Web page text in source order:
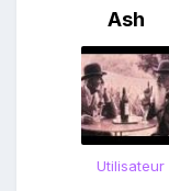
Ash
Utilisateur